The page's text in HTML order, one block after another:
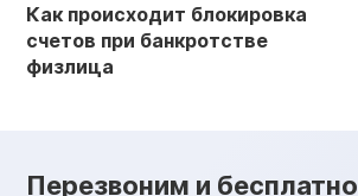
Как происходит блокировка
счетов при банкротстве
физлица
Перезвоним и бесплатно